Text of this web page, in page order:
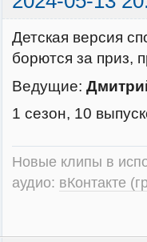
Детская версия
борются за приз,
Ведущие:
1 сезон, 10
Новые клипы в
аудио: вКонтакте